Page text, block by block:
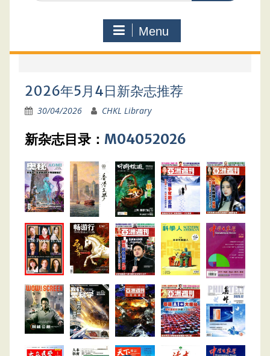
Menu
2026年5月4日新杂志推荐
30/04/2026 CHKL Library
新杂志目录： M04052026